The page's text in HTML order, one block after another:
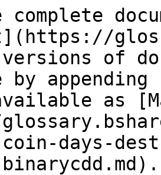
versions of
by
as
days-